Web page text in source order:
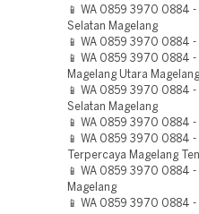
📱 WA 0859 3970 0884 -
Selatan Magelang
📱 WA 0859 3970 0884
📱 WA 0859 3970 0884 -
Magelang Utara Magelang
📱 WA 0859 3970 0884 -
Selatan Magelang
📱 WA 0859 3970 0884
📱 WA 0859 3970 0884
Terpercaya Magelang
📱 WA 0859 3970 0884
Magelang
📱 WA 0859 3970 0884 -